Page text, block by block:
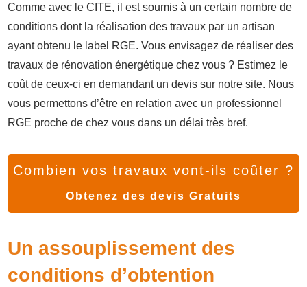
Comme avec le CITE, il est soumis à un certain nombre de
conditions dont la réalisation des travaux par un artisan
ayant obtenu le label RGE. Vous envisagez de réaliser des
travaux de rénovation énergétique chez vous ? Estimez le
coût de ceux-ci en demandant un devis sur notre site. Nous
vous permettons d’être en relation avec un professionnel
RGE proche de chez vous dans un délai très bref.
Combien vos travaux vont-ils coûter ?
Obtenez des devis Gratuits
Un assouplissement des
conditions d’obtention